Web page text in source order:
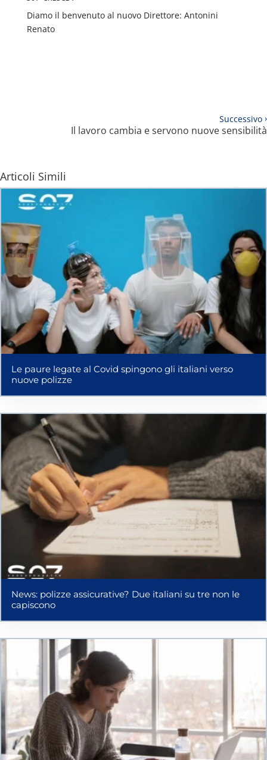
Diamo il benvenuto al nuovo Direttore: Antonini
Renato
Successivo ›
Il lavoro cambia e servono nuove sensibilità
Articoli Simili
Le paure legate al Covid spingono gli italiani verso
nuove polizze
News: polizze assicurative? Due italiani su tre non le
capiscono